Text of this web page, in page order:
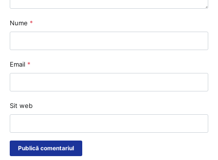
Nume *
Email *
Sit web